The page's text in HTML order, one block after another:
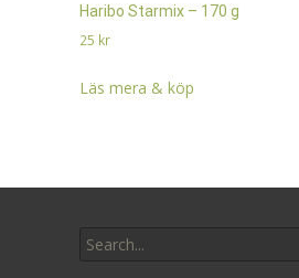
Haribo Starmix – 170 g
25 kr
Läs mera & köp
for: